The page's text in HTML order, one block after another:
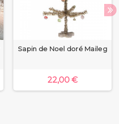
Sapin de Noel doré Maileg
22,00 €